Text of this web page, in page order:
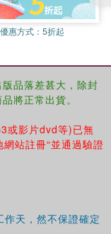
優惠方式： 5折起
品落差甚大，除封
將正常出貨。
或影片dvd等)已無
站註冊“並通過驗證
天，然不保證確定